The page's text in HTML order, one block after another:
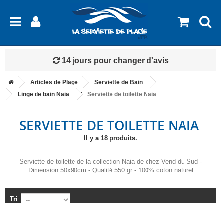
Livraison à partir de 2.99€
Articles de Plage
Serviette de Bain
Linge de bain Naia
Serviette de toilette Naia
SERVIETTE DE TOILETTE NAIA
Il y a 18 produits.
Serviette de toilette de la collection Naia de chez Vend du Sud -
Dimension 50x90cm - Qualité 550 gr - 100% coton naturel
Tri